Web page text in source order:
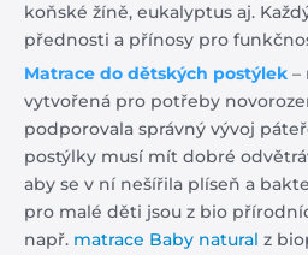
koňské žíně, eukalyptus aj.
přednosti a přínosy pro
Matrace do dětských postýlek –
vytvořená pro potřeby
podporovala správný vývoj
postýlky musí mít dobré
aby se v ní nešířila plíseň a
pro malé děti jsou z bio
např. matrace Baby natural z